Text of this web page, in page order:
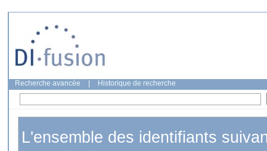
Recherche avancée Historique de recherche
L'ensemble des identifiants